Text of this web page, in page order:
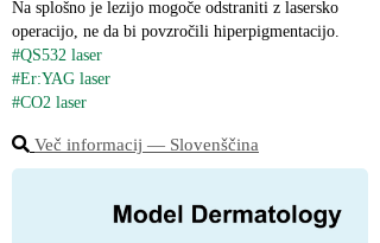
Na splošno je lezijo mogoče odstraniti z lasersko
operacijo, ne da bi povzročili hiperpigmentacijo.
#QS532 laser
#Er:YAG laser
#CO2 laser
Več informacij ― Slovenščina